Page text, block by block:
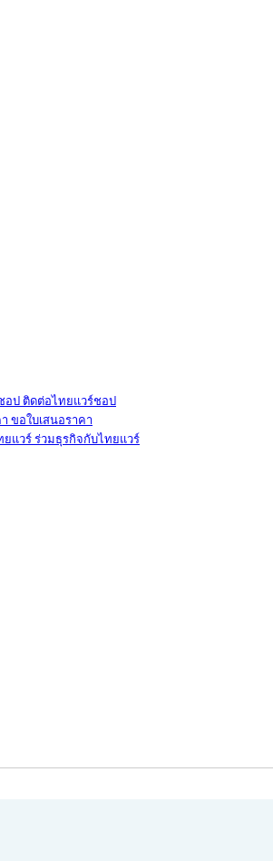
ติดต่อไทยแวร์ชอป
ขอใบเสนอราคา
ร่วมธุรกิจกับไทยแวร์